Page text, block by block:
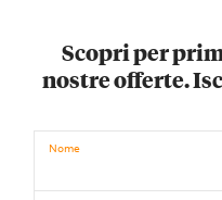
Scopri per
nostre offerte.
Nome